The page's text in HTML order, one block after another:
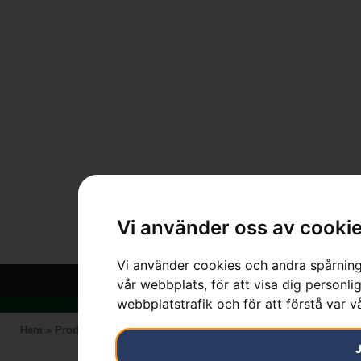
Vi använder oss av
Vi använder cookies och andra
vår webbplats, för att visa dig
webbplatstrafik och för att förstå var
Hem » Produkter STIHL»HTA 66